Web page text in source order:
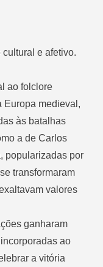
e afetivo.
ao folclore
Europa medieval,
às batalhas
a de Carlos
popularizadas por
transformaram
valores
ganharam
ao
a vitória